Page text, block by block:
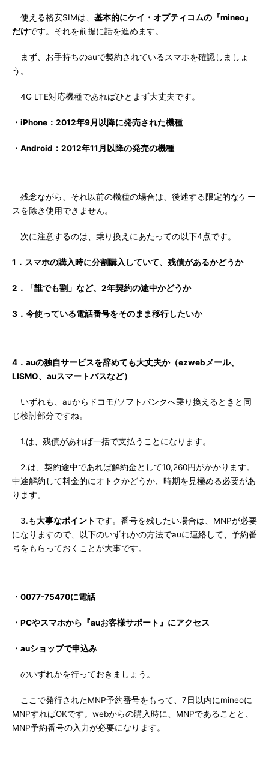
使える格安SIMは、 基本的にケイ・オプティコムの『mineo』
だけです。それを前提に話を進めます。
まず、お手持ちのauで契約されているスマホを確認しましょ
う。
4G LTE対応機種であればひとまず大丈夫です。
・iPhone：2012年9月以降に発売された機種
・Android：2012年11月以降の発売の機種
残念ながら、それ以前の機種の場合は、後述する限定的なケー
スを除き使用できません。
次に注意するのは、乗り換えにあたっての以下4点です。
1．スマホの購入時に分割購入していて、残債があるかどうか
2．「誰でも割」など、2年契約の途中かどうか
3．今使っている電話番号をそのまま移行したいか
4．auの独自サービスを辞めても大丈夫か（ezwebメール、
LISMO、auスマートパスなど）
いずれも、auからドコモ/ソフトバンクへ乗り換えるときと同
じ検討部分ですね。
1.は、残債があれば一括で支払うことになります。
2.は、契約途中であれば解約金として10,260円がかかります。
中途解約して料金的にオトクかどうか、時期を見極める必要があ
ります。
3.も大事なポイントです。番号を残したい場合は、MNPが必要
になりますので、以下のいずれかの方法でauに連絡して、予約番
号をもらっておくことが大事です。
・0077-75470に電話
・PCやスマホから『auお客様サポート』にアクセス
・auショップで申込み
のいずれかを行っておきましょう。
ここで発行されたMNP予約番号をもって、7日以内にmineoに
MNPすればOKです。webからの購入時に、MNPであることと、
MNP予約番号の入力が必要になります。